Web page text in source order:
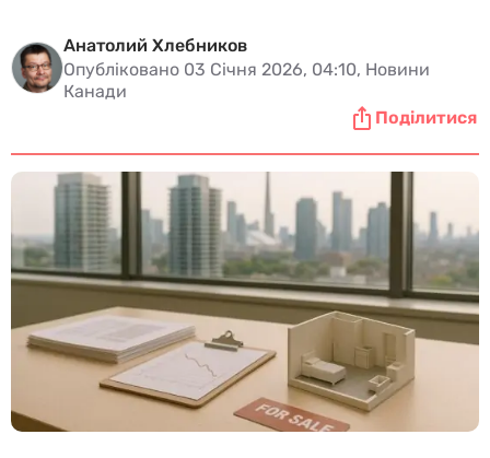
Анатолий Хлебников
Опубліковано 03 Січня 2026, 04:10, Новини
Канади
Поділитися